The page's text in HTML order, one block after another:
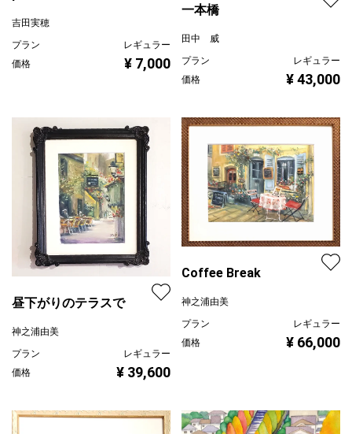
吉田実穂
プラン
レギュラー
価格
¥ 7,000
一本橋
田中 威
プラン
レギュラー
価格
¥ 43,000
昼下がりのテラスで
神之浦由美
プラン
レギュラー
価格
¥ 39,600
Coffee Break
神之浦由美
プラン
レギュラー
価格
¥ 66,000